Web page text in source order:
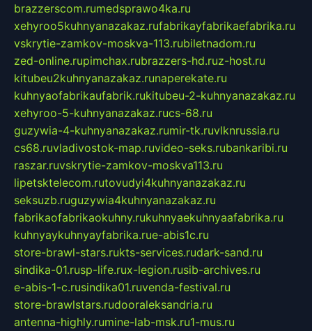
brazzerscom.rumedsprawo4ka.ru
xehyroo5kuhnyanazakaz.rufabrikayfabrikaefabrika.ru
vskrytie-zamkov-moskva-113.rubiletnadom.ru
zed-online.rupimchax.rubrazzers-hd.ruz-host.ru
kitubeu2kuhnyanazakaz.runaperekate.ru
kuhnyaofabrikaufabrik.rukitubeu-2-kuhnyanazakaz.ru
xehyroo-5-kuhnyanazakaz.rucs-68.ru
guzywia-4-kuhnyanazakaz.rumir-tk.ruvlknrussia.ru
cs68.ruvladivostok-map.ruvideo-seks.rubankaribi.ru
raszar.ruvskrytie-zamkov-moskva113.ru
lipetsktelecom.rutovudyi4kuhnyanazakaz.ru
seksuzb.ruguzywia4kuhnyanazakaz.ru
fabrikaofabrikaokuhny.rukuhnyaekuhnyaafabrika.ru
kuhnyaykuhnyayfabrika.rue-abis1c.ru
store-brawl-stars.rukts-services.rudark-sand.ru
sindika-01.rusp-life.rux-legion.rusib-archives.ru
e-abis-1-c.rusindika01.ruvenda-festival.ru
store-brawlstars.rudooraleksandria.ru
antenna-highly.rumine-lab-msk.ru1-mus.ru